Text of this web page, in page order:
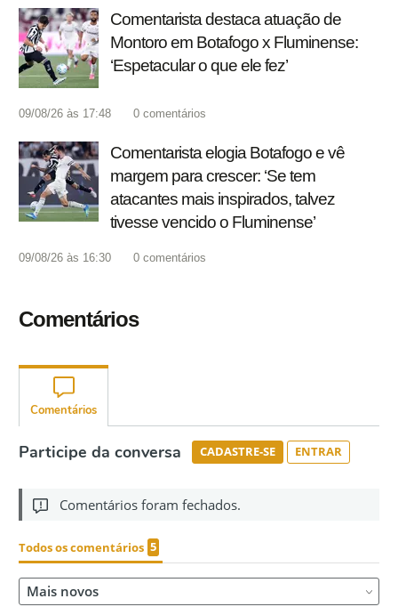
Comentarista destaca atuação de
Montoro em Botafogo x Fluminense:
‘Espetacular o que ele fez’
09/08/26 às 17:48 0 comentários
Comentarista elogia Botafogo e vê
margem para crescer: ‘Se tem
atacantes mais inspirados, talvez
tivesse vencido o Fluminense’
09/08/26 às 16:30 0 comentários
Comentários